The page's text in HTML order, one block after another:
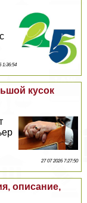
1:36:54
кусок
27 07 2026 7:27:50
описание,